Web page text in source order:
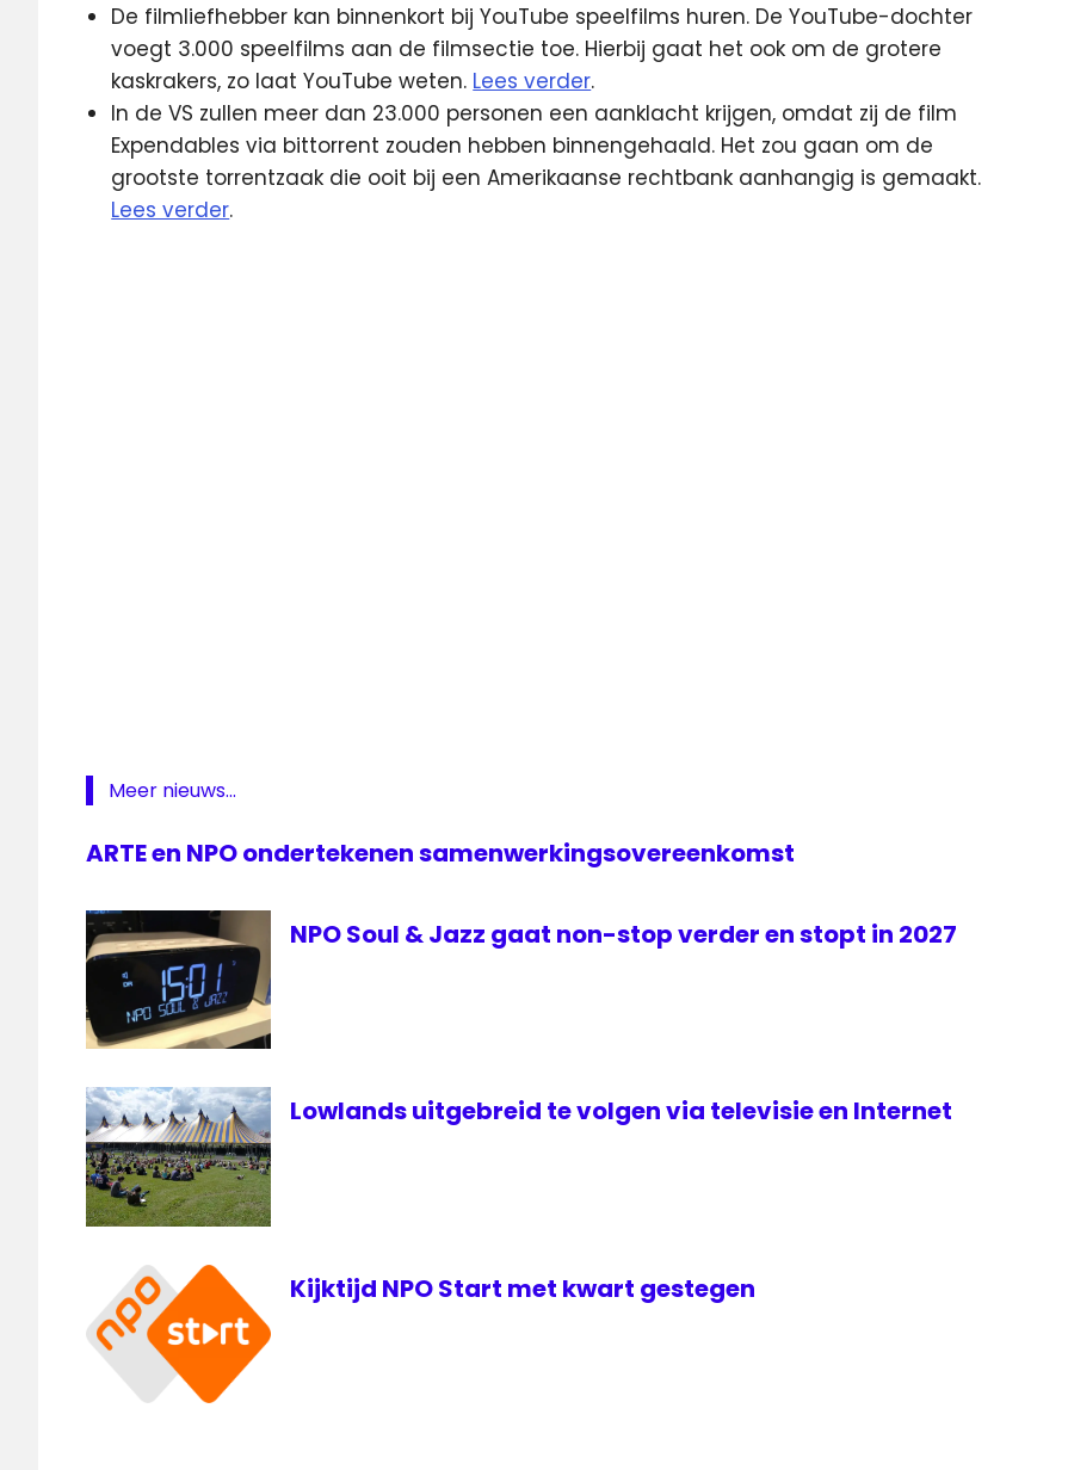
De filmliefhebber kan binnenkort bij YouTube speelfilms huren. De YouTube-dochter
voegt 3.000 speelfilms aan de filmsectie toe. Hierbij gaat het ook om de grotere
kaskrakers, zo laat YouTube weten. Lees verder.
In de VS zullen meer dan 23.000 personen een aanklacht krijgen, omdat zij de film
Expendables via bittorrent zouden hebben binnengehaald. Het zou gaan om de
grootste torrentzaak die ooit bij een Amerikaanse rechtbank aanhangig is gemaakt.
Lees verder.
Meer nieuws...
ARTE en NPO ondertekenen samenwerkingsovereenkomst
NPO Soul & Jazz gaat non-stop verder en stopt in 2027
Lowlands uitgebreid te volgen via televisie en Internet
Kijktijd NPO Start met kwart gestegen